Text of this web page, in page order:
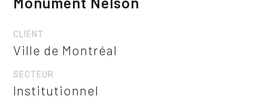
CLIENT
Ville de Montréal
SECTEUR
Institutionnel